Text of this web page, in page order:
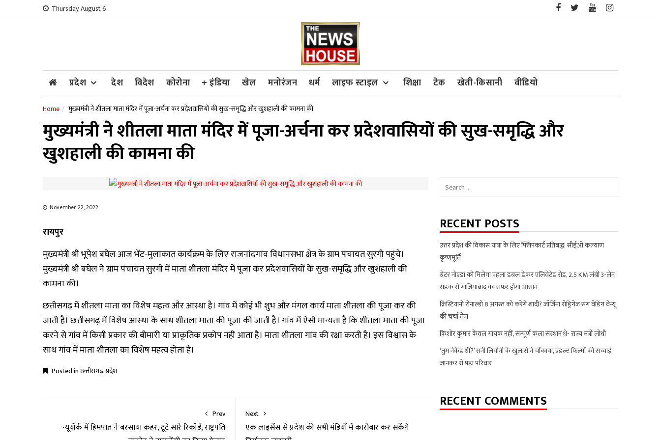
Thursday, August 6
प्रदेश देश विदेश कोरोना + इंडिया खेल मनोरंजन धर्म लाइफ स्टाइल शिक्षा टेक खेती-किसानी वीडियो
Home मुख्यमंत्री ने शीतला माता मंदिर में पूजा-अर्चना कर प्रदेशवासियों की सुख-समृद्धि और खुशहाली की कामना की
मुख्यमंत्री ने शीतला माता मंदिर में पूजा-अर्चना कर प्रदेशवासियों की सुख-समृद्धि और
खुशहाली की कामना की
November 22, 2022
रायपुर
मुख्यमंत्री श्री भूपेश बघेल आज भेंट-मुलाकात कार्यक्रम के लिए राजनांदगांव विधानसभा क्षेत्र के ग्राम पंचायत सुरगी पहुंचे।
मुख्यमंत्री श्री बघेल ने ग्राम पंचायत सुरगी में माता शीतला मंदिर में पूजा कर प्रदेशवासियों के सुख-समृद्धि और खुशहाली की
कामना की।
छत्तीसगढ़ में शीतला माता का विशेष महत्व और आस्था है। गांव में कोई भी शुभ और मंगल कार्य माता शीतला की पूजा कर की
जाती है। छत्तीसगढ़ में विशेष आस्था के साथ शीतला माता की पूजा की जाती है। गांव में ऐसी मान्यता है कि शीतला माता की पूजा
करने से गांव में किसी प्रकार की बीमारी या प्राकृतिक प्रकोप नहीं आता है। माता शीतला गांव की रक्षा करती है। इस विश्वास के
साथ गांव में माता शीतला का विशेष महत्व होता है।
Posted inछत्तीसगढ़,प्रदेश
Prev
न्यूयॉर्क में हिमपात ने बरसाया कहर, टूटे सारे रिकॉर्ड, राष्ट्रपति
Next
एक लाइसेंस से प्रदेश की सभी मंडियों में कारोबार कर सकेंगे
Search
RECENT POSTS
उत्तर प्रदेश की विकास यात्रा के लिए फ्लिपकार्ट प्रतिबद्ध: सीईओ कल्याण
कृष्णमूर्ति
ग्रेटर नोएडा को मिलेगा पहला डबल डेकर एलिवेटेड रोड, 2.5 KM लंबी 3-लेन
सड़क से गाजियाबाद का सफर होगा आसान
क्रिस्टियानो रोनाल्डो 8 अगस्त को करेंगे शादी? जॉर्जिना रोड्रिगेज संग वेडिंग वेन्यू
की चर्चा तेज
किशोर कुमार केवल गायक नहीं, सम्पूर्ण कला संस्थान थे- राज्य मंत्री लोधी
‘तुम नेकेड थीं?’ सनी लियोनी के खुलासे ने चौंकाया, एडल्ट फिल्मों की सच्चाई
जानकर रो पड़ा परिवार
RECENT COMMENTS